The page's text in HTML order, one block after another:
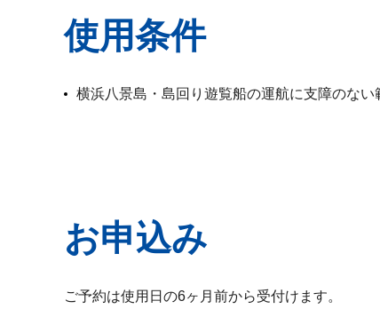
使用条件
横浜八景島・島回り遊覧船の運航に支障のない
お申込み
ご予約は使用日の6ヶ月前から受付けます。